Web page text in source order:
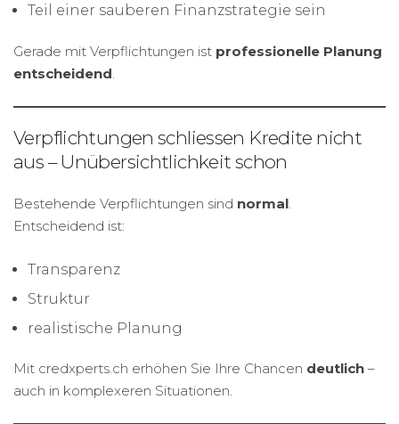
Teil einer sauberen Finanzstrategie sein
Gerade mit Verpflichtungen ist professionelle Planung
entscheidend.
Verpflichtungen schliessen Kredite nicht
aus – Unübersichtlichkeit schon
Bestehende Verpflichtungen sind normal
Entscheidend ist:
Transparenz
Struktur
realistische Planung
Mit credxperts.ch erhöhen Sie Ihre Chancen deutlich –
auch in komplexeren Situationen.